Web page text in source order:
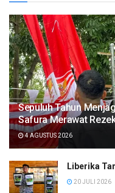
Sepuluh Tahun
Safura Merawat
4 AGUSTUS 2026
Liberika
20 JULI 2026